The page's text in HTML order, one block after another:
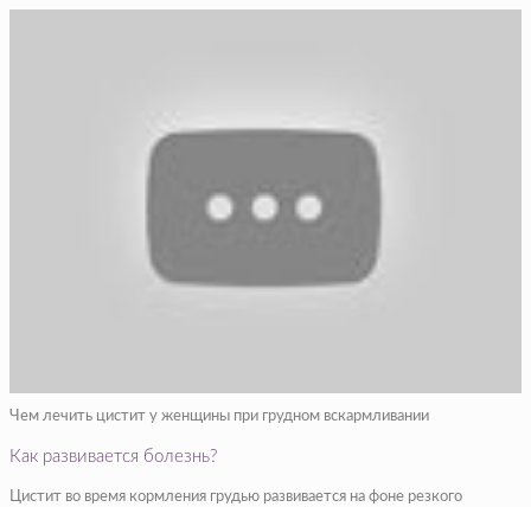
Чем лечить цистит у женщины при грудном вскармливании
Как развивается болезнь?
Цистит во время кормления грудью развивается на фоне резкого